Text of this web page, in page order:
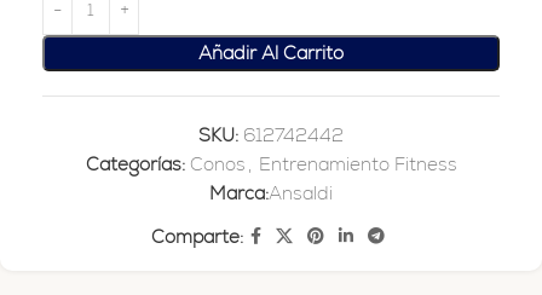
Añadir Al Carrito
SKU: 612742442
Categorías: Conos , Entrenamiento Fitness
Marca:Ansaldi
Comparte: